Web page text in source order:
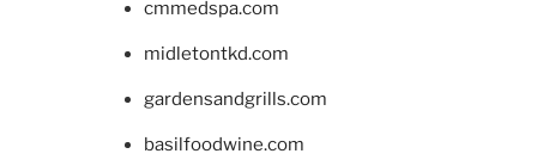
cmmedspa.com
midletontkd.com
gardensandgrills.com
basilfoodwine.com